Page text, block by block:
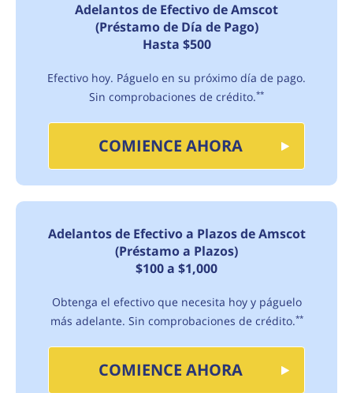
Adelantos de Efectivo de Amscot
(Préstamo de Día de Pago)
Hasta $500
Efectivo hoy. Páguelo en su próximo día de pago.
Sin comprobaciones de crédito.**
COMIENCE AHORA
Adelantos de Efectivo a Plazos de Amscot
(Préstamo a Plazos)
$100 a $1,000
Obtenga el efectivo que necesita hoy y páguelo
más adelante. Sin comprobaciones de crédito.**
COMIENCE AHORA